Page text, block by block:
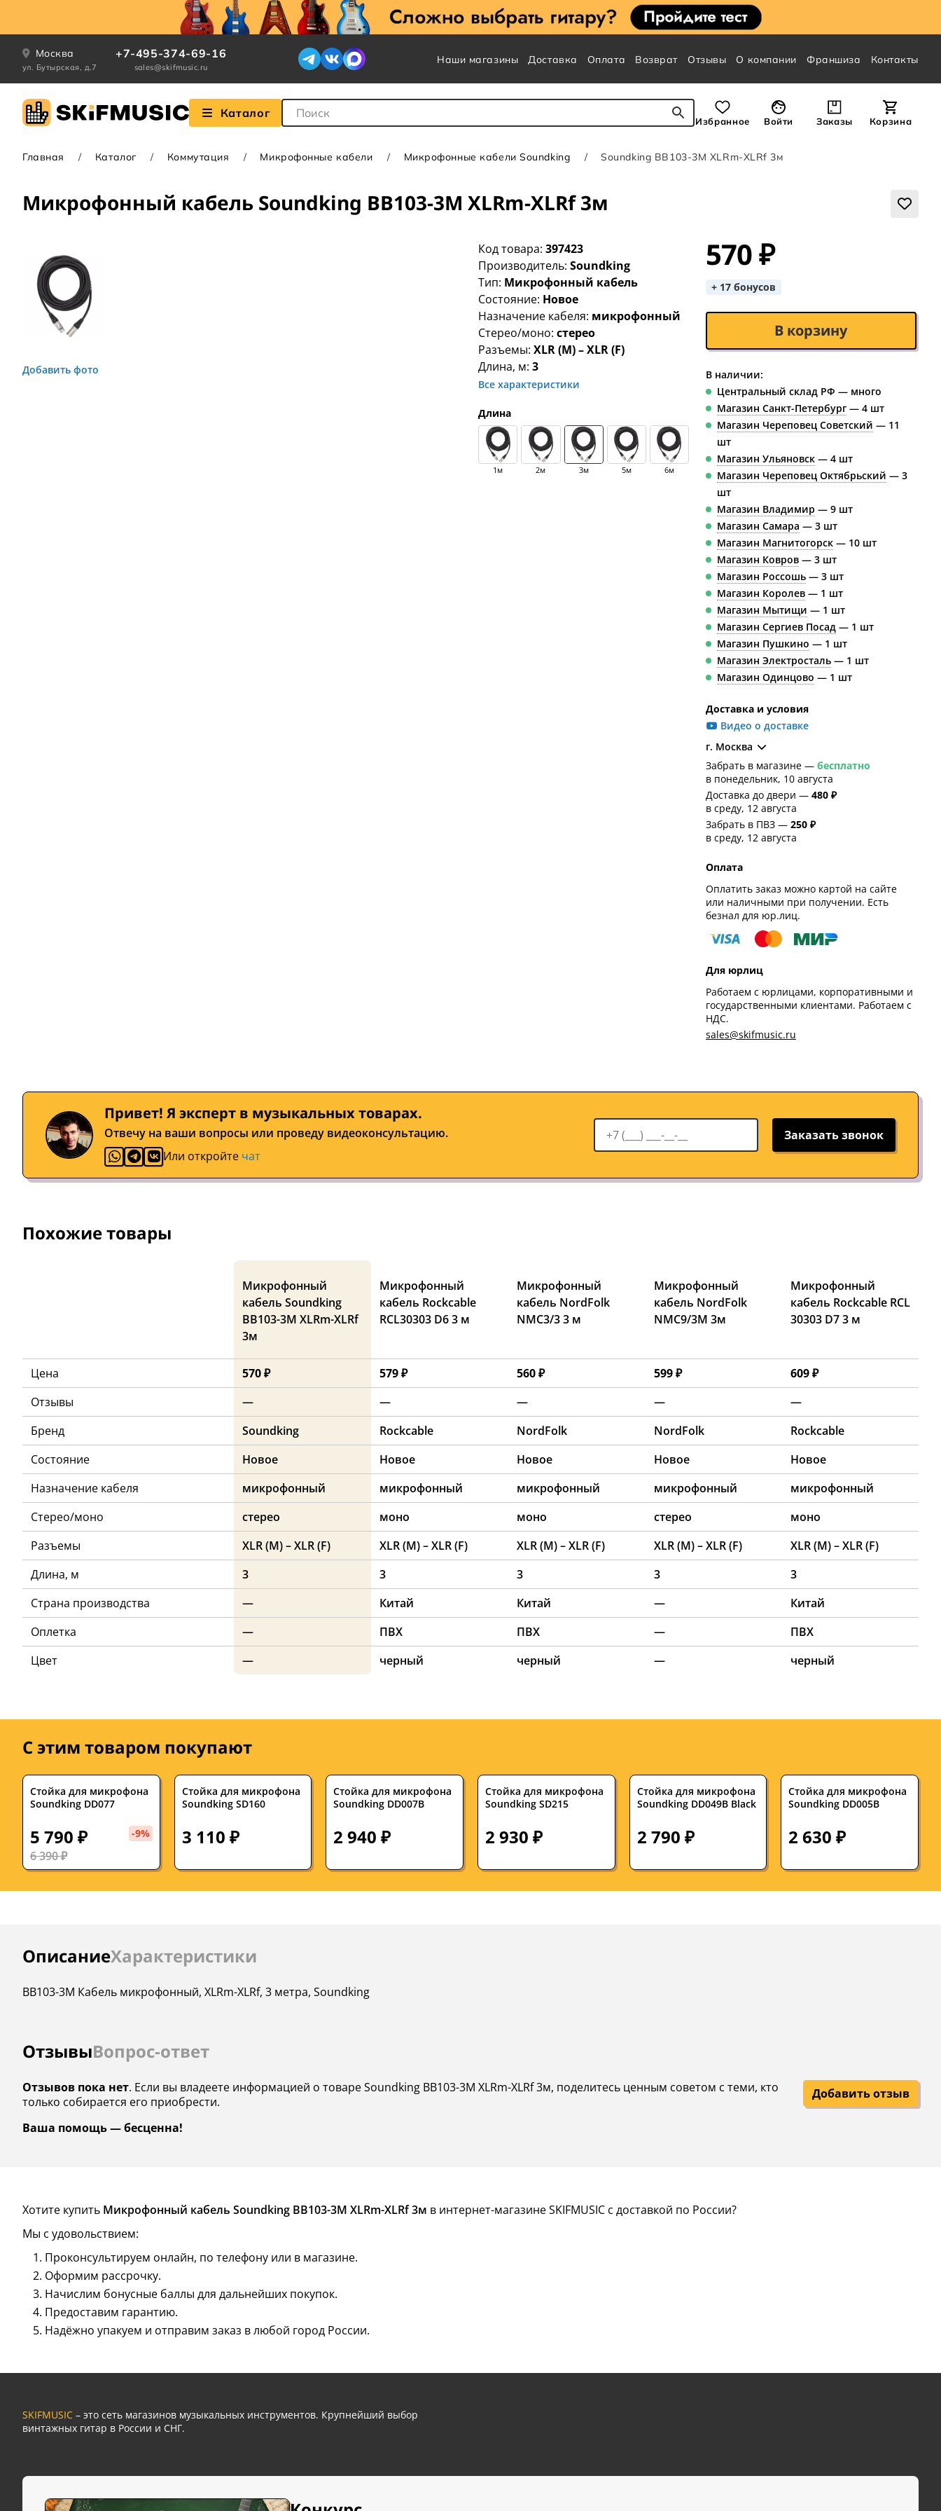
Москва
ул. Бутырская, д.7
+7-495-374-69-16
sales@skifmusic.ru
Наши магазины Доставка Оплата Возврат Отзывы О компании Франшиза Контакты
Каталог Поле для Поиска
Избранное Войти Заказы Корзина
Главная Каталог Коммутация Микрофонные кабели Микрофонные кабели Soundking Soundking BB103-3M XLRm-XLRf 3м
Микрофонный кабель Soundking BB103-3M XLRm-XLRf 3м
Добавить фото
Код товара:397423
Производитель:Soundking
Тип: Микрофонный кабель
Состояние: Новое
Назначение кабеля: микрофонный
Стерео/моно:стерео
Разъемы:XLR (M) – XLR (F)
Длина, м:3
Все характеристики
Длина
1м 2м 3м 5м 6м
570 ₽
+ 17 бонусов
В корзину
В наличии:
Центральный склад РФ — много
Магазин Санкт-Петербург— 4 шт
Магазин Череповец Советский — 11
шт
Магазин Ульяновск— 4 шт
Магазин Череповец Октябрьский — 3
шт
Магазин Владимир — 9 шт
Магазин Самара — 3 шт
Магазин Магнитогорск— 10 шт
Магазин Ковров— 3 шт
Магазин Россошь— 3 шт
Магазин Королев— 1 шт
Магазин Мытищи — 1 шт
Магазин Сергиев Посад— 1 шт
Магазин Пушкино — 1 шт
Магазин Электросталь— 1 шт
Магазин Одинцово — 1 шт
Доставка и условия
Видео о доставке
г. Москва
Забрать в магазине — бесплатно
в понедельник, 10 августа
Доставка до двери — 480 ₽
в среду, 12 августа
Забрать в ПВЗ — 250 ₽
в среду, 12 августа
Оплата
Оплатить заказ можно картой на сайте
или наличными при получении. Есть
безнал для юр.лиц.
Для юрлиц
Работаем с юрлицами, корпоративными и
государственными клиентами. Работаем с
НДС.
sales@skifmusic.ru
Привет! Я эксперт в музыкальных товарах.
Отвечу на ваши вопросы или проведу видеоконсультацию.
Или откройте чат
Заказать звонок
Похожие товары
Микрофонный
кабель Soundking
BB103-3M XLRm-XLRf
3м
Микрофонный
кабель Rockcable
RCL30303 D6 3 м
Микрофонный
кабель NordFolk
NMC3/3 3 м
Микрофонный
кабель NordFolk
NMC9/3M 3м
Микрофонный
кабель Rockcable RCL
30303 D7 3 м
Цена 570 ₽ 579 ₽ 560 ₽ 599 ₽
609 ₽
Отзывы
— — — —
—
Бренд
Soundking Rockcable NordFolk NordFolk
Rockcable
Состояние
Новое Новое Новое Новое
Новое
Назначение кабеля
микрофонный микрофонный микрофонный микрофонный
микрофонный
Стерео/моно
стерео моно моно стерео
моно
Разъемы
XLR (M) – XLR (F) XLR (M) – XLR (F) XLR (M) – XLR (F) XLR (M) – XLR (F)
XLR (M) – XLR (F)
Длина, м
3 3 3 3
3
Страна производства
— Китай Китай —
Китай
Оплетка
— ПВХ ПВХ —
ПВХ
Цвет
— черный черный — черный
С этим товаром покупают
Стойка для микрофона
Soundking DD077
5 790 ₽ -9%
6 390 ₽
Стойка для микрофона
Soundking SD160
3 110 ₽
Стойка для микрофона
Soundking DD007B
2 940 ₽
Стойка для микрофона
Soundking SD215
2 930 ₽
Стойка для микрофона
Soundking DD049B Black
2 790 ₽
Стойка для микрофона
Soundking DD005B
2 630 ₽
ОписаниеХарактеристики
Инструкции
BB103-3M Кабель микрофонный, XLRm-XLRf, 3 метра, Soundking
ОтзывыВопрос-ответ
Отзывов пока нет. Если вы владеете информацией о товаре Soundking BB103-3M XLRm-XLRf 3м, поделитесь ценным советом с теми, кто
только собирается его приобрести.
Ваша помощь — бесценна!
Добавить отзыв
Хотите купить Микрофонный кабель Soundking BB103-3M XLRm-XLRf 3м в интернет-магазине SKIFMUSIC с доставкой по России?
Мы с удовольствием:
Проконсультируем онлайн, по телефону или в магазине.
Оформим рассрочку.
Начислим бонусные баллы для дальнейших покупок.
Предоставим гарантию.
Надёжно упакуем и отправим заказ в любой город России.
SKIFMUSIC – это сеть магазинов музыкальных инструментов. Крупнейший выбор
винтажных гитар в России и СНГ.